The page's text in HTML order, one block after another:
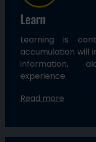
Learn
Learning is
accumulation will
information,
experience.
Read more